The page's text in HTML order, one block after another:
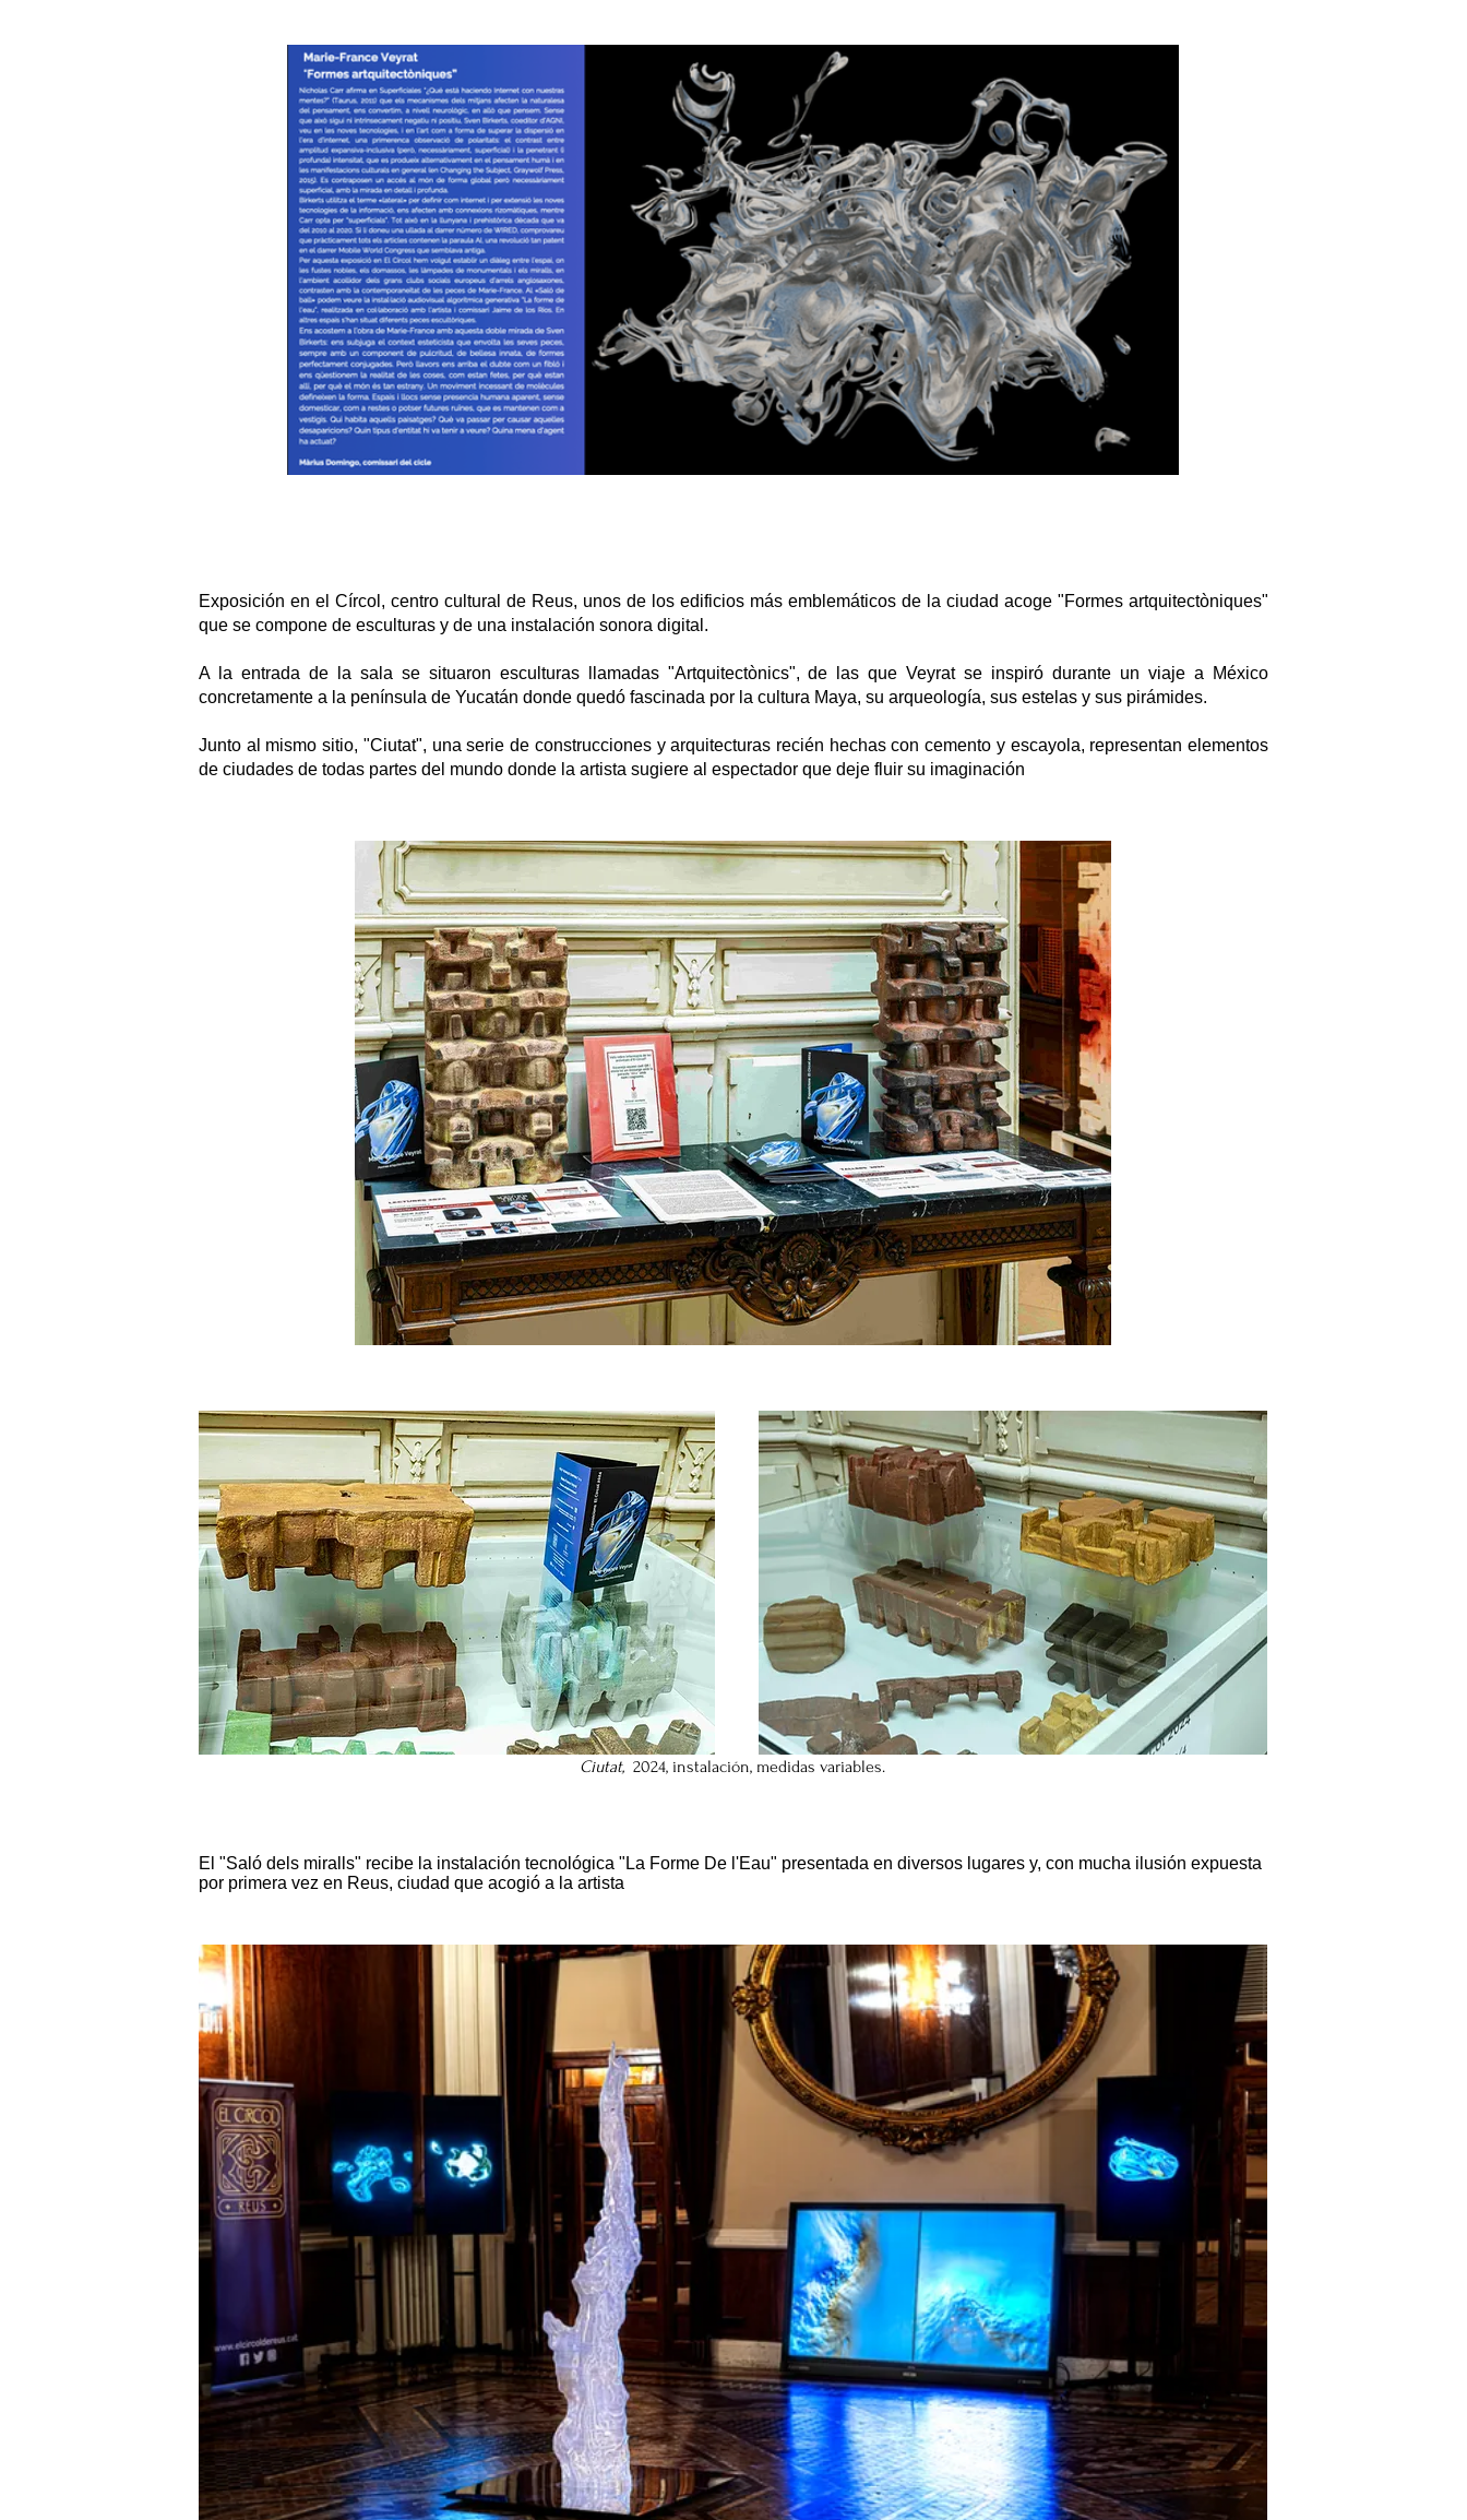
Exposición en el Círcol, centro cultural de Reus, unos de los edificios más emblemáticos de la ciudad acoge "Formes artquitectòniques"
que se compone de esculturas y de una instalación sonora digital.
A la entrada de la sala se situaron esculturas llamadas "Artquitectònics", de las que Veyrat se inspiró durante un viaje a México
concretamente a la península de Yucatán donde quedó fascinada por la cultura Maya, su arqueología, sus estelas y sus pirámides.
Junto al mismo sitio, "Ciutat", una serie de construcciones y arquitecturas recién hechas con cemento y escayola, representan elementos
de ciudades de todas partes del mundo donde la artista sugiere al espectador que deje fluir su imaginación
Ciutat, 2024, instalación, medidas variables.
El "Saló dels miralls" recibe la instalación tecnológica "La Forme De l'Eau" presentada en diversos lugares y, con mucha ilusión expuesta
por primera vez en Reus, ciudad que acogió a la artista